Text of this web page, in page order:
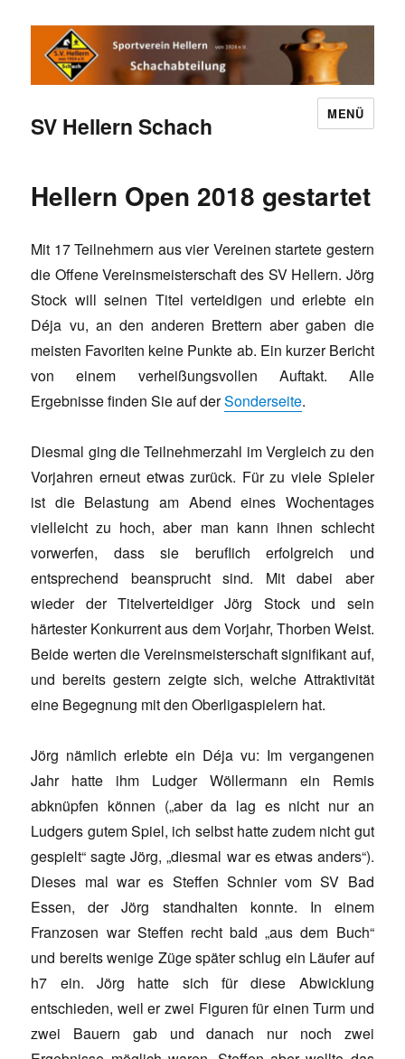
SV Hellern Schach MENÜ
Hellern Open 2018 gestartet
Mit 17 Teilnehmern aus vier Vereinen startete gestern
die Offene Vereinsmeisterschaft des SV Hellern. Jörg
Stock will seinen Titel verteidigen und erlebte ein
Déja vu, an den anderen Brettern aber gaben die
meisten Favoriten keine Punkte ab. Ein kurzer Bericht
von einem verheißungsvollen Auftakt. Alle
Ergebnisse finden Sie auf derSonderseite.
Diesmal ging die Teilnehmerzahl im Vergleich zu den
Vorjahren erneut etwas zurück. Für zu viele Spieler
ist die Belastung am Abend eines Wochentages
vielleicht zu hoch, aber man kann ihnen schlecht
vorwerfen, dass sie beruflich erfolgreich und
entsprechend beansprucht sind. Mit dabei aber
wieder der Titelverteidiger Jörg Stock und sein
härtester Konkurrent aus dem Vorjahr, Thorben Weist.
Beide werten die Vereinsmeisterschaft signifikant auf,
und bereits gestern zeigte sich, welche Attraktivität
eine Begegnung mit den Oberligaspielern hat.
Jörg nämlich erlebte ein Déja vu: Im vergangenen
Jahr hatte ihm Ludger Wöllermann ein Remis
abknüpfen können („aber da lag es nicht nur an
Ludgers gutem Spiel, ich selbst hatte zudem nicht gut
gespielt“ sagte Jörg, „diesmal war es etwas anders“).
Dieses mal war es Steffen Schnier vom SV Bad
Essen, der Jörg standhalten konnte. In einem
Franzosen war Steffen recht bald „aus dem Buch“
und bereits wenige Züge später schlug ein Läufer auf
h7 ein. Jörg hatte sich für diese Abwicklung
entschieden, weil er zwei Figuren für einen Turm und
zwei Bauern gab und danach nur noch zwei